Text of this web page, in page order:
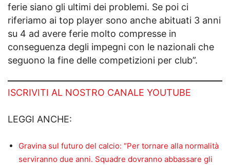
ferie siano gli ultimi dei problemi. Se poi ci
riferiamo ai top player sono anche abituati 3 anni
su 4 ad avere ferie molto compresse in
conseguenza degli impegni con le nazionali che
seguono la fine delle competizioni per club”.
ISCRIVITI AL NOSTRO CANALE YOUTUBE
LEGGI ANCHE:
Gravina sul futuro del calcio: “Per tornare alla normalità
serviranno due anni. Squadre dovranno abbassare gli